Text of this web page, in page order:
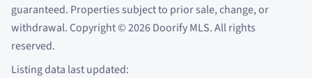
guaranteed. Properties subject to prior sale, change, or
withdrawal. Copyright©2026Doorify MLS. All rights
reserved.
Listing data last updated: